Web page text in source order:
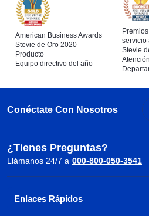
American Business Awards
Stevie de Oro 2020 –
Producto
Equipo directivo del año
servicio
Stevie
Conéctate Con Nosotros
¿Tienes Preguntas?
Llámanos 24/7 a 000-800-050-3541
Enlaces Rápidos